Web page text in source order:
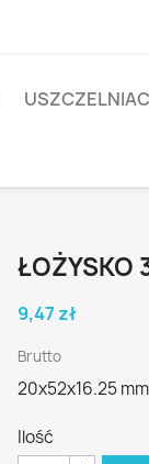
ŁOŻYSKO
9,47 zł
Brutto
20x52x16.25 mm
Ilość